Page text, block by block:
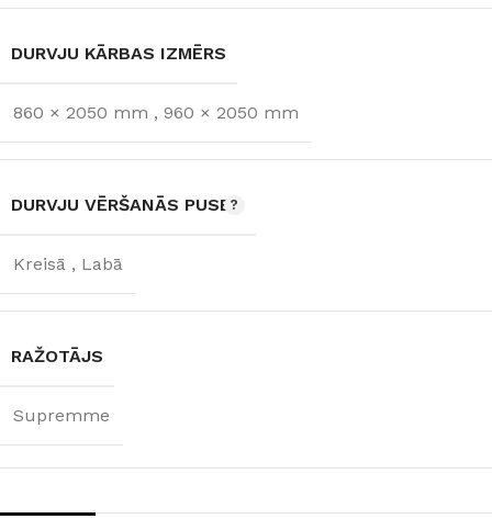
DURVJU KĀRBAS IZMĒRS
860 × 2050 mm , 960 × 2050 mm
DURVJU VĒRŠANĀS PUSE
Kreisā , Labā
RAŽOTĀJS
Supremme